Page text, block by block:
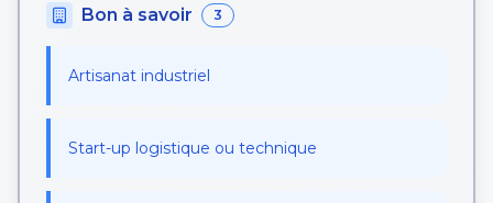
Bon à savoir 3
Artisanat industriel
Start-up logistique ou technique